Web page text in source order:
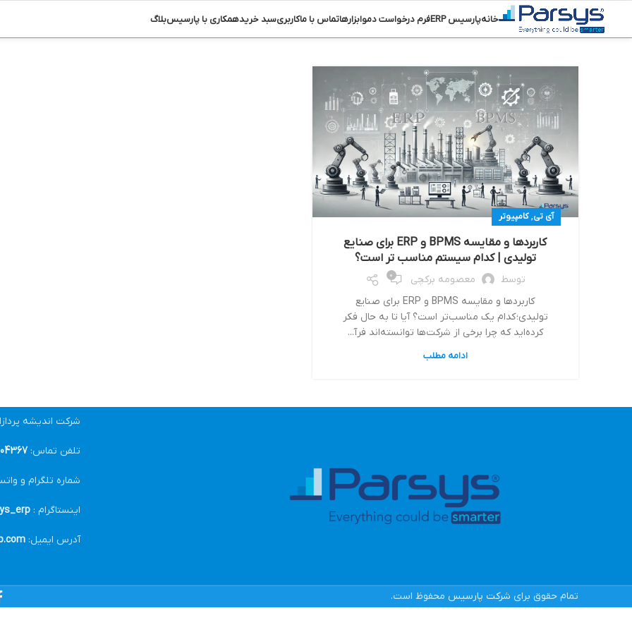
خانهپارسیس ERP فرم درخواست دموابزارهاتماس با ماکاربریسبد خریدهمکاری با پارسیسبلاگ
آی تی,کامپیوتر
کاربردها و مقایسه BPMS و ERP برای صنایع
تولیدی | کدام سیستم مناسب‌ تر است؟
توسط معصومه برکچی 0
کاربردها و مقایسه BPMS و ERP برای صنایع
تولیدی؛ کدام یک مناسب‌تر است؟ آیا تا به حال فکر
کرده‌اید که چرا برخی از شرکت‌ها توانسته‌اند فرآ...
ادامه مطلب
شرکت اندیشه
تلفن تماس:021
شماره تلگرام و
اینستاگرام :
آدرس ایمیل:
تمام حقوق برای شرکت پارسیس محفوظ است.